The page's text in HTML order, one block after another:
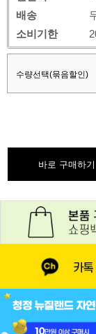
배송
소비기한
수량선택(묶음할인)
바로 구매하기